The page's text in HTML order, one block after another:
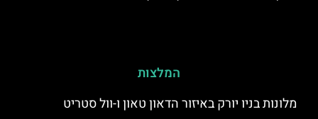
המלצות
מלונות בניו יורק באיזור הדאון טאון ו-וול סטריט